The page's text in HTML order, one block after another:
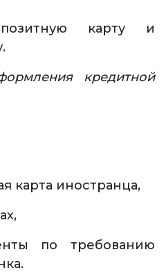
карту и
кредитной
карта иностранца,
по требованию